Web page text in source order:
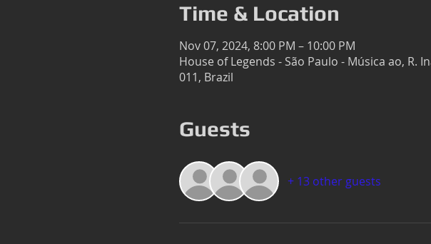
Time & Location
Nov 07, 2024, 8:00 PM – 10:00 PM
House of Legends - São Paulo - Música ao, R.
011, Brazil
Guests
+ 13 other guests